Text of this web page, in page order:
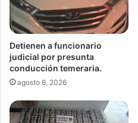
Detienen a funcionario
judicial por presunta
conducción temeraria.
agosto 8, 2026